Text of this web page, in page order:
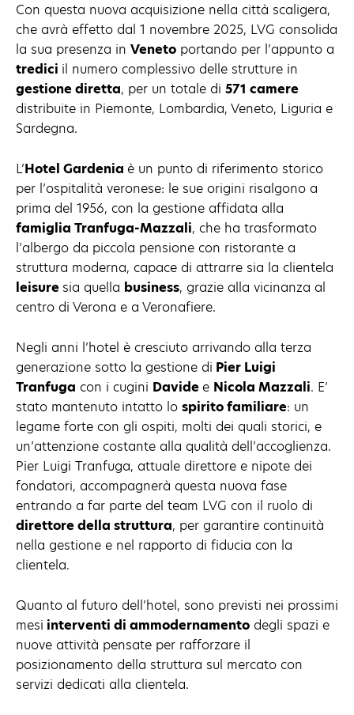
Con questa nuova acquisizione nella città scaligera,
che avrà effetto dal 1 novembre 2025, LVG consolida
la sua presenza in Veneto portando per l’appunto a
tredici il numero complessivo delle strutture in
gestione diretta, per un totale di 571 camere
distribuite in Piemonte, Lombardia, Veneto, Liguria e
Sardegna.
L’Hotel Gardenia è un punto di riferimento storico
per l’ospitalità veronese: le sue origini risalgono a
prima del 1956, con la gestione affidata alla
famiglia Tranfuga-Mazzali, che ha trasformato
l’albergo da piccola pensione con ristorante a
struttura moderna, capace di attrarre sia la clientela
leisure sia quella business, grazie alla vicinanza al
centro di Verona e a Veronafiere.
Negli anni l’hotel è cresciuto arrivando alla terza
generazione sotto la gestione di Pier Luigi
Tranfuga con i cugini Davidee Nicola Mazzali. E’
stato mantenuto intatto lo spirito familiare: un
legame forte con gli ospiti, molti dei quali storici, e
un’attenzione costante alla qualità dell’accoglienza.
Pier Luigi Tranfuga, attuale direttore e nipote dei
fondatori, accompagnerà questa nuova fase
entrando a far parte del team LVG con il ruolo di
direttore della struttura, per garantire continuità
nella gestione e nel rapporto di fiducia con la
clientela.
Quanto al futuro dell’hotel, sono previsti nei prossimi
mesi interventi di ammodernamento degli spazi e
nuove attività pensate per rafforzare il
posizionamento della struttura sul mercato con
servizi dedicati alla clientela.